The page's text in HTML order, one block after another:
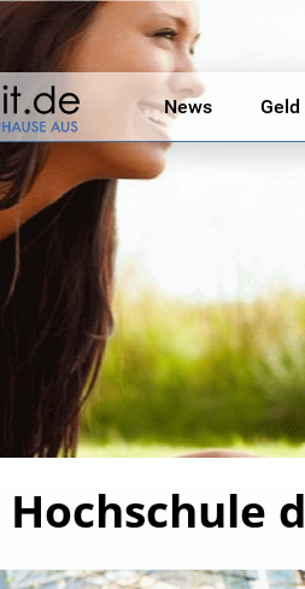
News
Hochschule